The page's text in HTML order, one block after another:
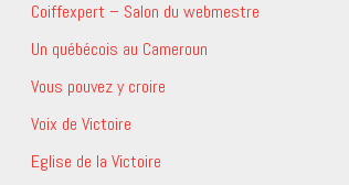
Coiffexpert – Salon du webmestre
Un québécois au Cameroun
Vous pouvez y croire
Voix de Victoire
Eglise de la Victoire